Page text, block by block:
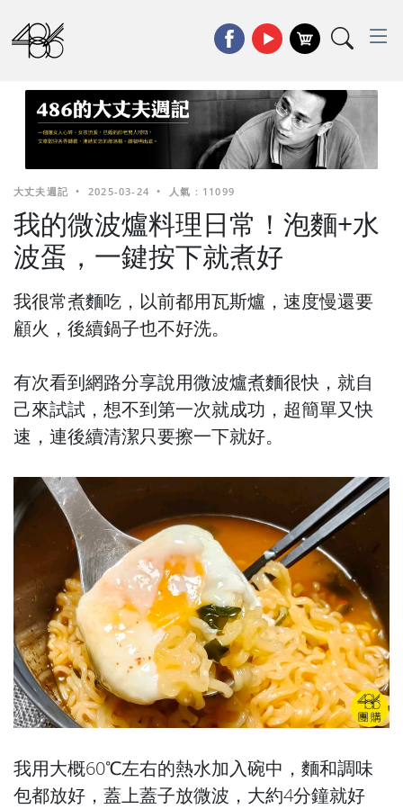
大丈夫週記 • 2025-03-24 • 人氣 : 11099
我的微波爐料理日常！泡麵+水
波蛋，一鍵按下就煮好
我很常煮麵吃，以前都用瓦斯爐，速度慢還要
顧火，後續鍋子也不好洗。
有次看到網路分享說用微波爐煮麵很快，就自
己來試試，想不到第一次就成功，超簡單又快
速，連後續清潔只要擦一下就好。
我用大概60℃左右的熱水加入碗中，麵和調味
包都放好，蓋上蓋子放微波，大約4分鐘就好